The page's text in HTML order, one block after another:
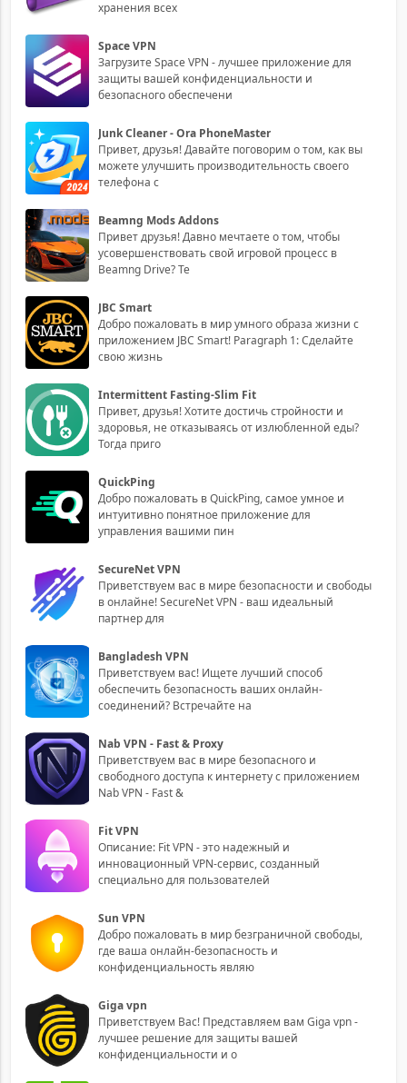
хранения всех
Space VPN
Загрузите Space VPN - лучшее приложение для
защиты вашей конфиденциальности и
безопасного обеспечени
Junk Cleaner - Ora PhoneMaster
Привет, друзья! Давайте поговорим о том, как вы
можете улучшить производительность своего
телефона с
Beamng Mods Addons
Привет друзья! Давно мечтаете о том, чтобы
усовершенствовать свой игровой процесс в
Beamng Drive? Те
JBC Smart
Добро пожаловать в мир умного образа жизни с
приложением JBC Smart! Paragraph 1: Сделайте
свою жизнь
Intermittent Fasting-Slim Fit
Привет, друзья! Хотите достичь стройности и
здоровья, не отказываясь от излюбленной еды?
Тогда приго
QuickPing
Добро пожаловать в QuickPing, самое умное и
интуитивно понятное приложение для
управления вашими пин
SecureNet VPN
Приветствуем вас в мире безопасности и свободы
в онлайне! SecureNet VPN - ваш идеальный
партнер для
Bangladesh VPN
Приветствуем вас! Ищете лучший способ
обеспечить безопасность ваших онлайн-
соединений? Встречайте на
Nab VPN - Fast & Proxy
Приветствуем вас в мире безопасного и
свободного доступа к интернету с приложением
Nab VPN - Fast &
Fit VPN
Описание: Fit VPN - это надежный и
инновационный VPN-сервис, созданный
специально для пользователей
Sun VPN
Добро пожаловать в мир безграничной свободы,
где ваша онлайн-безопасность и
конфиденциальность являю
Giga vpn
Приветствуем Вас! Представляем вам Giga vpn -
лучшее решение для защиты вашей
конфиденциальности и о